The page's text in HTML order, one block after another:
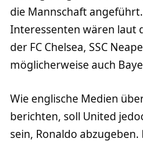
die Mannschaft
Interessenten wären laut
der FC Chelsea, SSC
möglicherweise auch
Wie englische Medien
berichten, soll United
sein, Ronaldo